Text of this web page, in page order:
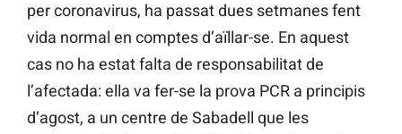
per coronavirus, ha passat dues setmanes fent
vida normal en comptes d’aïllar-se. En aquest
cas no ha estat falta de responsabilitat de
l’afectada: ella va fer-se la prova PCR a principis
d’agost, a un centre de Sabadell que les